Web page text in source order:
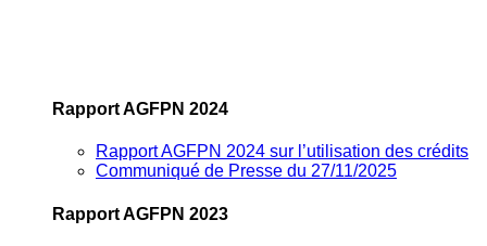
Rapport AGFPN 2024
Rapport AGFPN 2024 sur l’utilisation des crédits
Communiqué de Presse du 27/11/2025
Rapport AGFPN 2023